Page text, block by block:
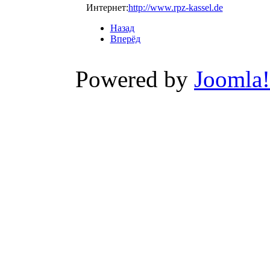
Интернет:http://www.rpz-kassel.de
Назад
Вперёд
Powered by Joomla!